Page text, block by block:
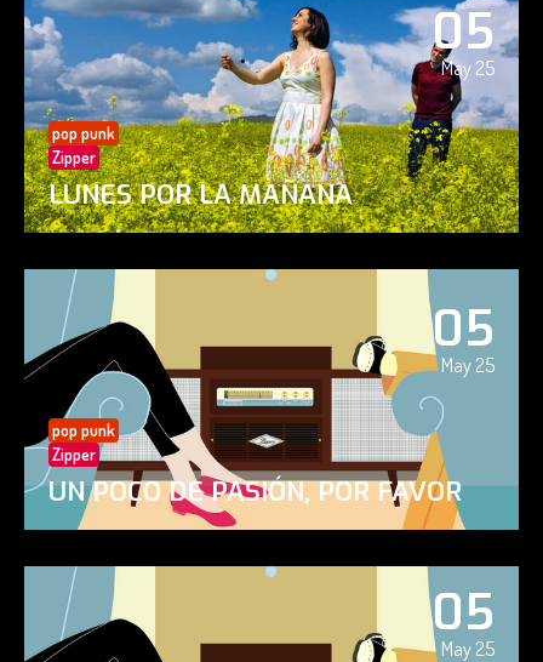
05
May 25
pop punk
Zipper
LUNES POR LA MAÑANA
05
May 25
pop punk
Zipper
UN POCO DE PASIÓN, POR FAVOR
05
May 25